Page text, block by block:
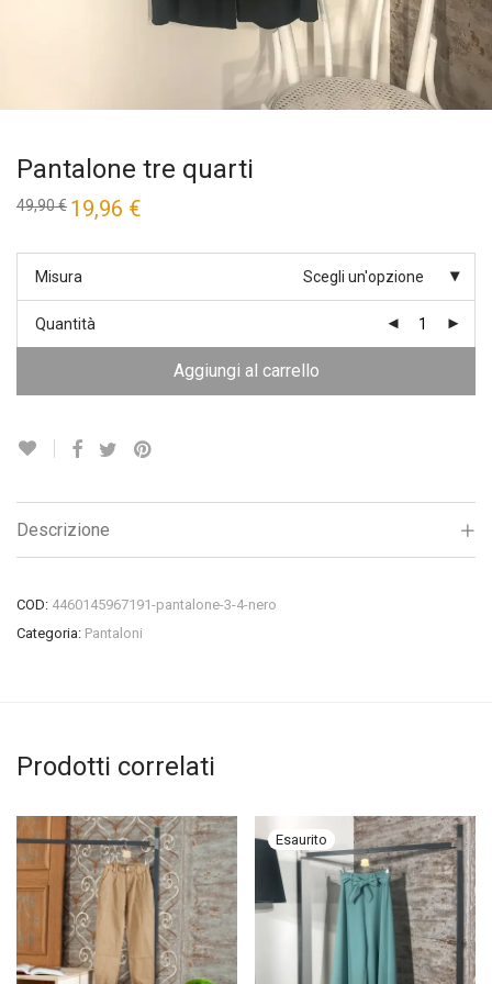
Pantalone tre quarti
49,90€ Il
prezzo
era:
19,96 €
è:
Misura Scegli un'opzione
Quantità
Aggiungi al carrello
Descrizione
COD: 4460145967191-pantalone-3-4-nero
Categoria: Pantaloni
Prodotti correlati